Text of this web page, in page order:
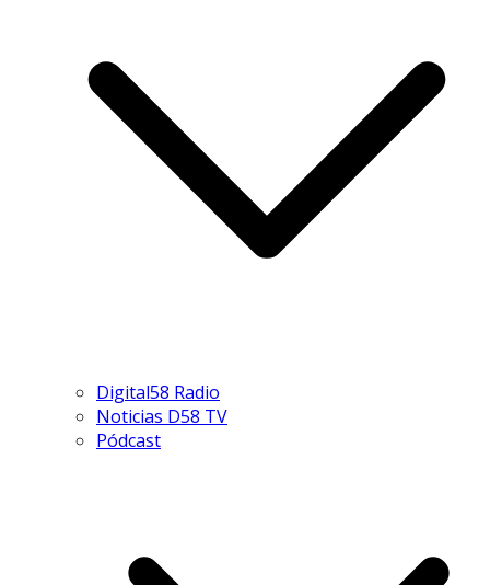
Digital58 Radio
Noticias D58 TV
Pódcast